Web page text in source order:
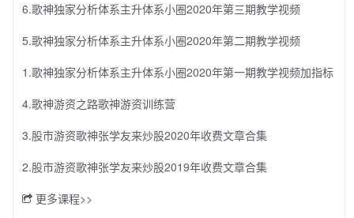
6.歌神独家分析体系主升体系小圈2020年第三期教学视频
5.歌神独家分析体系主升体系小圈2020年第二期教学视频
1.歌神独家分析体系主升体系小圈2020年第一期教学视频加指标
4.歌神游资之路歌神游资训练营
3.股市游资歌神张学友来炒股2020年收费文章合集
2.股市游资歌神张学友来炒股2019年收费文章合集
更多课程>>